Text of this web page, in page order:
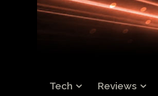
Tech Reviews